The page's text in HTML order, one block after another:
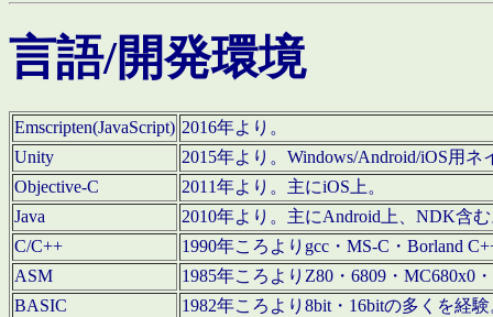
言語/開発環境
Emscripten(JavaScript) 2016年より。
Unity
2015年より。Windows/Android/iOS用
Objective-C
2011年より。主にiOS上。
Java
2010年より。主にAndroid上、NDK含
C/C++
1990年ころよりgcc・MS-C・Borland
ASM
1985年ころよりZ80・6809・MC680x0
BASIC
1982年ころより8bit・16bitの多くを経